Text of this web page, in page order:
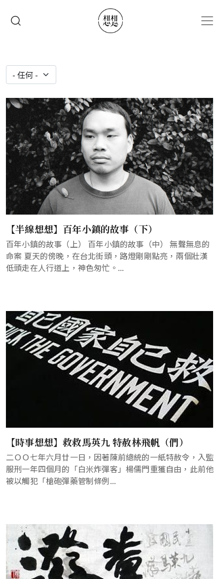
【半線想想】百年小鎮的故事（下）
百年小鎮的故事（上） 百年小鎮的故事（中） 無聲無息的
命案 夏天的傍晚，在台北街頭，路燈剛剛點亮，兩個壯漢
低頭走在人行道上，神色匆忙。...
【時事想想】救救馬英九 特赦林飛帆（們）
二ＯＯ七年六月廿一日，因著陳前總統的一紙特赦令，入監
服刑一年四個月的「白米炸彈客」楊儒門重獲自由，此前他
被以觸犯「槍砲彈藥管制條例...